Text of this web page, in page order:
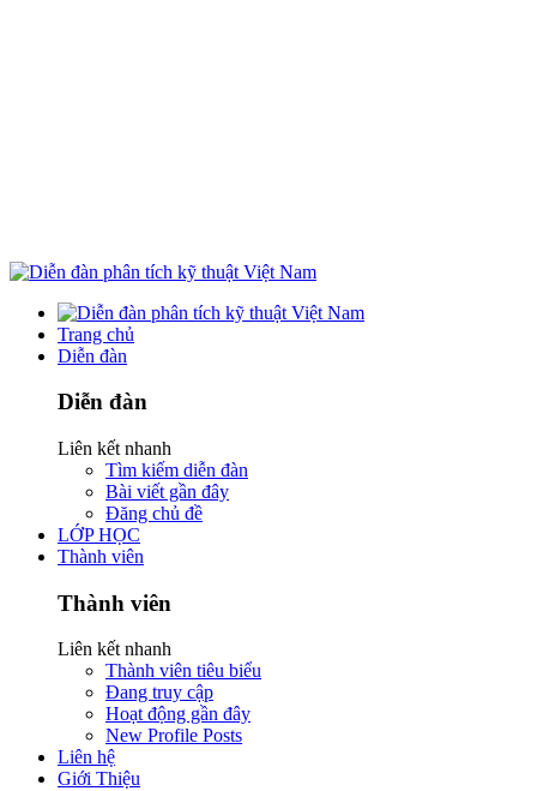
Trang chủ
Diễn đàn
Diễn đàn
Liên kết nhanh
Tìm kiếm diễn đàn
Bài viết gần đây
Đăng chủ đề
LỚP HỌC
Thành viên
Thành viên
Liên kết nhanh
Thành viên tiêu biểu
Đang truy cập
Hoạt động gần đây
New Profile Posts
Liên hệ
Giới Thiệu